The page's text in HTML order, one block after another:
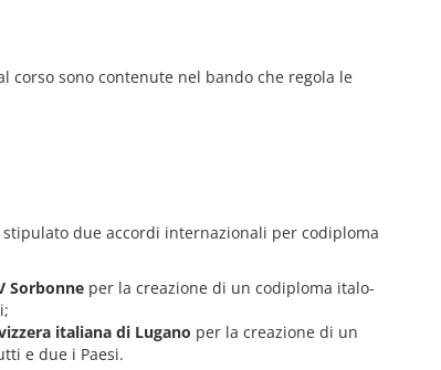
corso sono contenute nel bando che regola le
due accordi internazionali per codiploma
Sorbonne per la creazione di un codiploma italo-
italiana di Lugano per la creazione di un
e due i Paesi.